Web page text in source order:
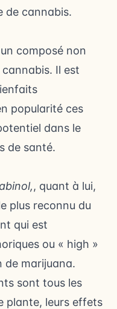
de cannabis.
composé non
Il est
popularité ces
dans le
de santé.
, quant à lui,
plus reconnu du
qui est
ou « high »
de marijuana.
sont tous les
plante, leurs effets